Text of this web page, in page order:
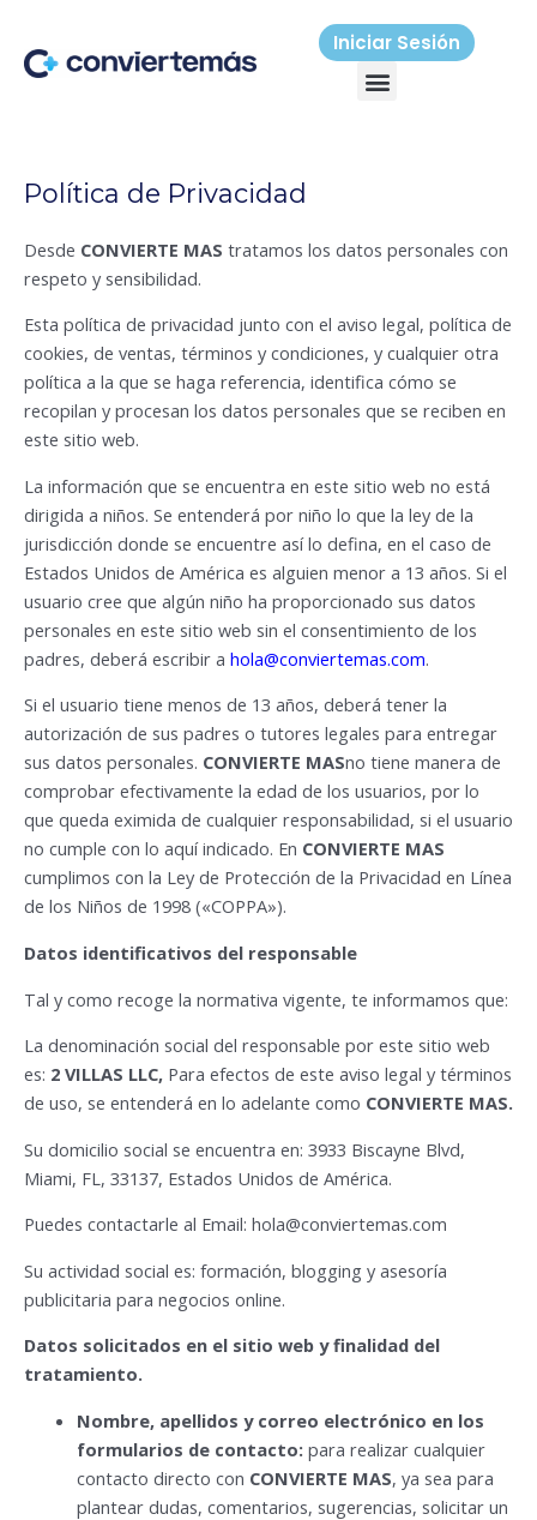
contenido
Iniciar Sesión
Menú
Política de Privacidad
Desde CONVIERTE MAS tratamos los datos personales con
respeto y sensibilidad.
Esta política de privacidad junto con el aviso legal, política de
cookies, de ventas, términos y condiciones, y cualquier otra
política a la que se haga referencia, identifica cómo se
recopilan y procesan los datos personales que se reciben en
este sitio web.
La información que se encuentra en este sitio web no está
dirigida a niños. Se entenderá por niño lo que la ley de la
jurisdicción donde se encuentre así lo defina, en el caso de
Estados Unidos de América es alguien menor a 13 años. Si el
usuario cree que algún niño ha proporcionado sus datos
personales en este sitio web sin el consentimiento de los
padres, deberá escribir a hola@conviertemas.com.
Si el usuario tiene menos de 13 años, deberá tener la
autorización de sus padres o tutores legales para entregar
sus datos personales. CONVIERTE MASno tiene manera de
comprobar efectivamente la edad de los usuarios, por lo
que queda eximida de cualquier responsabilidad, si el usuario
no cumple con lo aquí indicado. En CONVIERTE MAS
cumplimos con la Ley de Protección de la Privacidad en Línea
de los Niños de 1998 («COPPA»).
Datos identificativos del responsable
Tal y como recoge la normativa vigente, te informamos que:
La denominación social del responsable por este sitio web
es: 2 VILLAS LLC, Para efectos de este aviso legal y términos
de uso, se entenderá en lo adelante como CONVIERTE MAS.
Su domicilio social se encuentra en: 3933 Biscayne Blvd,
Miami, FL, 33137, Estados Unidos de América.
Puedes contactarle al Email: hola@conviertemas.com
Su actividad social es: formación, blogging y asesoría
publicitaria para negocios online.
Datos solicitados en el sitio web y finalidad del
tratamiento.
Nombre, apellidos y correo electrónico en los
formularios de contacto: para realizar cualquier
contacto directo con CONVIERTE MAS, ya sea para
plantear dudas, comentarios, sugerencias, solicitar un